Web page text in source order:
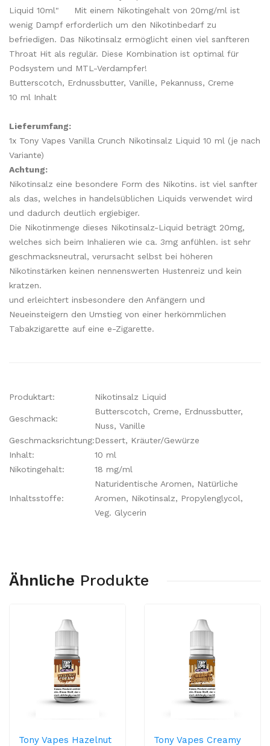
Liquid 10ml" Mit einem Nikotingehalt von 20mg/ml ist
wenig Dampf erforderlich um den Nikotinbedarf zu
befriedigen. Das Nikotinsalz ermöglicht einen viel sanfteren
Throat Hit als regulär. Diese Kombination ist optimal für
Podsystem und MTL-Verdampfer!
Butterscotch, Erdnussbutter, Vanille, Pekannuss, Creme
10 ml Inhalt
Lieferumfang:
1x Tony Vapes Vanilla Crunch Nikotinsalz Liquid 10 ml (je nach
Variante)
Achtung:
Nikotinsalz eine besondere Form des Nikotins. ist viel sanfter
als das, welches in handelsüblichen Liquids verwendet wird
und dadurch deutlich ergiebiger.
Die Nikotinmenge dieses Nikotinsalz-Liquid beträgt 20mg,
welches sich beim Inhalieren wie ca. 3mg anfühlen. ist sehr
geschmacksneutral, verursacht selbst bei höheren
Nikotinstärken keinen nennenswerten Hustenreiz und kein
kratzen.
und erleichtert insbesondere den Anfängern und
Neueinsteigern den Umstieg von einer herkömmlichen
Tabakzigarette auf eine e-Zigarette.
Produktart: Nikotinsalz Liquid
Geschmack:
Butterscotch, Creme, Erdnussbutter,
Nuss, Vanille
Geschmacksrichtung:Dessert, Kräuter/Gewürze
Inhalt:
10 ml
Nikotingehalt:
18 mg/ml
Inhaltsstoffe:
Naturidentische Aromen, Natürliche
Aromen, Nikotinsalz, Propylenglycol,
Veg. Glycerin
Ähnliche Produkte
Tony Vapes Hazelnut
Tony Vapes Creamy